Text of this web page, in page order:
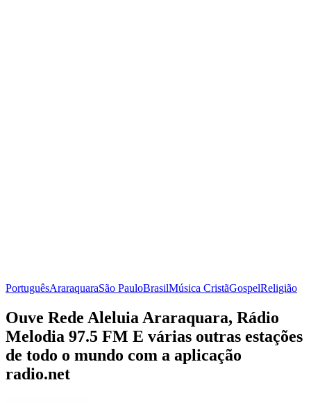
PortuguêsAraraquaraSão PauloBrasilMúsica CristãGospelReligião
Ouve Rede Aleluia Araraquara, Rádio
Melodia 97.5 FM E várias outras estações
de todo o mundo com a aplicação
radio.net